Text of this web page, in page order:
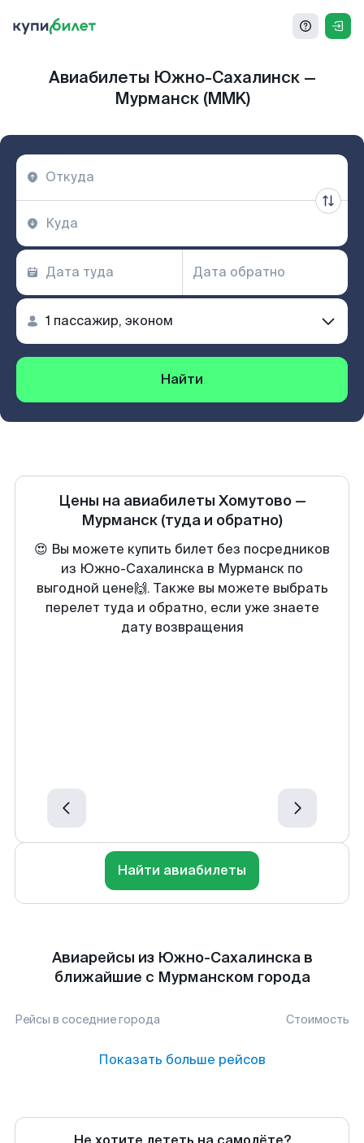
Авиабилеты Южно-Сахалинск —
Мурманск (MMK)
Найти
Цены на авиабилеты Хомутово—
Мурманск (туда и обратно)
😍 Вы можете купить билет без посредников
из Южно-Сахалинска в Мурманск по
выгодной цене🙌. Также вы можете выбрать
перелет туда и обратно, если уже знаете
дату возвращения
Найти авиабилеты
Авиарейсы из Южно-Сахалинска в
ближайшие с Мурманском города
Рейсы в соседние города Стоимость
Показать больше рейсов